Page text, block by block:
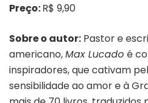
Preço:R$ 9,90
Sobre o autor: Pastor e
americano,Max Lucado é
inspiradores, que cativam
sensibilidade ao amor e à